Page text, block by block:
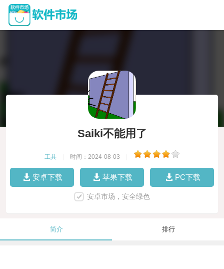
Saiki不能用了
工具 时间：2024-08-03
安卓下载 苹果下载 PC下载
安卓市场，安全绿色
简介 排行